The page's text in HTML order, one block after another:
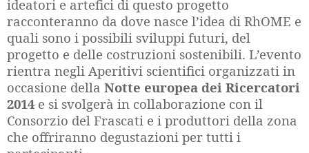
ideatori e artefici di questo progetto
racconteranno da dove nasce l’idea di RhOME e
quali sono i possibili sviluppi futuri, del
progetto e delle costruzioni sostenibili. L’evento
rientra negli Aperitivi scientifici organizzati in
occasione della Notte europea dei Ricercatori
2014 e si svolgerà in collaborazione con il
Consorzio del Frascati e i produttori della zona
che offriranno degustazioni per tutti i